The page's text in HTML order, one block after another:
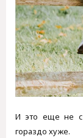
И это еще не
гораздо хуже.